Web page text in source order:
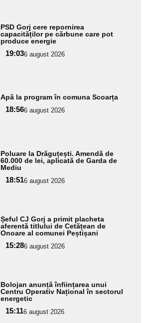
PSD Gorj cere repornirea
capacităților pe cărbune care pot
produce energie
19:036 august 2026
Apă la program în comuna Scoarța
18:566 august 2026
Poluare la Drăguțești. Amendă de
60.000 de lei, aplicată de Garda de
Mediu
18:516 august 2026
Șeful CJ Gorj a primit placheta
aferentă titlului de Cetățean de
Onoare al comunei Peștișani
15:286 august 2026
Bolojan anunță înființarea unui
Centru Operativ Național în sectorul
energetic
15:116 august 2026